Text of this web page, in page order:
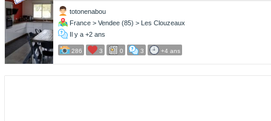
totonenabou
France > Vendee (85) > Les Clouzeaux
Il y a +2 ans
286 3 0 3 +4 ans